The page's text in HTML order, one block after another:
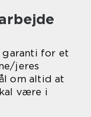
garanti for et
jeres
om altid at
være i